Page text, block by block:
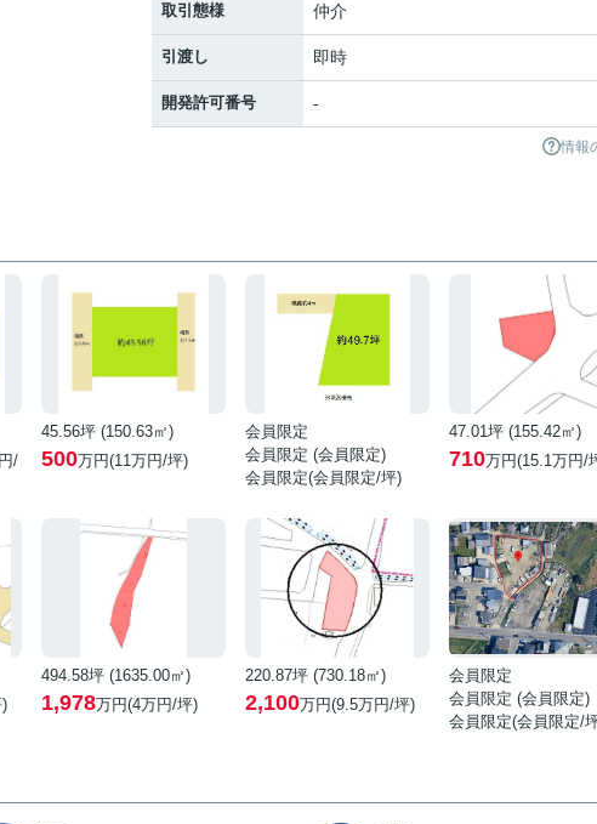
取引態様 仲介
引渡し 即時
開発許可番号 -
情報
/
45.56坪 (150.63㎡)
500万円(11万円/坪)
会員限定
会員限定 (会員限定)
会員限定(会員限定/坪)
47.01坪 (155.42㎡)
710万円(15.1万円/
494.58坪 (1635.00㎡)
1,978万円(4万円/坪)
220.87坪 (730.18㎡)
2,100万円(9.5万円/坪)
会員限定
会員限定 (会員限定)
会員限定(会員限定/